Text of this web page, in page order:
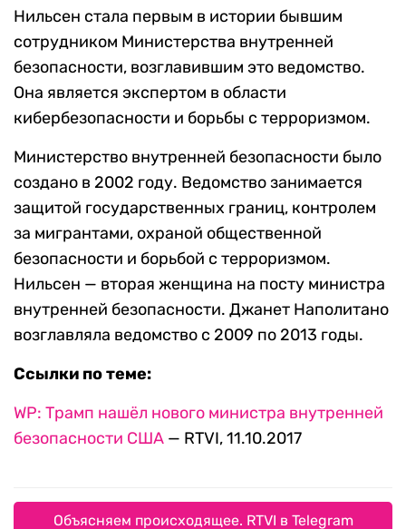
Нильсен стала первым в истории бывшим
сотрудником Министерства внутренней
безопасности, возглавившим это ведомство.
Она является экспертом в области
кибербезопасности и борьбы с терроризмом.
Министерство внутренней безопасности было
создано в 2002 году. Ведомство занимается
защитой государственных границ, контролем
за мигрантами, охраной общественной
безопасности и борьбой с терроризмом.
Нильсен — вторая женщина на посту министра
внутренней безопасности. Джанет Наполитано
возглавляла ведомство с 2009 по 2013 годы.
Ссылки по теме:
WP: Трамп нашёл нового министра внутренней
безопасности США — RTVI, 11.10.2017
Объясняем происходящее. RTVI в Telegram